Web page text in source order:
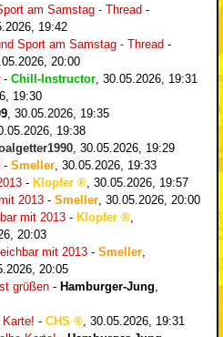
am Samstag - Thread -
19:42
Sport am Samstag - Thread -
20:00
- Chill-Instructor 30.05.2026, 19:31
19:30
30.05.2026, 19:35
19:38
30.05.2026, 19:29
- Smeller 30.05.2026, 19:33
- Klopfer
30.05.2026, 19:57
2013 - Smeller 30.05.2026, 20:00
mit 2013 - Klopfer
20:03
mit 2013 - Smeller
20:05
grüßen - Hamburger-Jung
- CHS
30.05.2026, 19:31